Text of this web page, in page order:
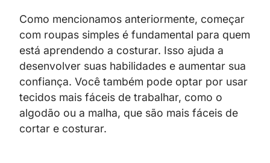
Como mencionamos anteriormente, começar
com roupas simples é fundamental para quem
está aprendendo a costurar. Isso ajuda a
desenvolver suas habilidades e aumentar sua
confiança. Você também pode optar por usar
tecidos mais fáceis de trabalhar, como o
algodão ou a malha, que são mais fáceis de
cortar e costurar.